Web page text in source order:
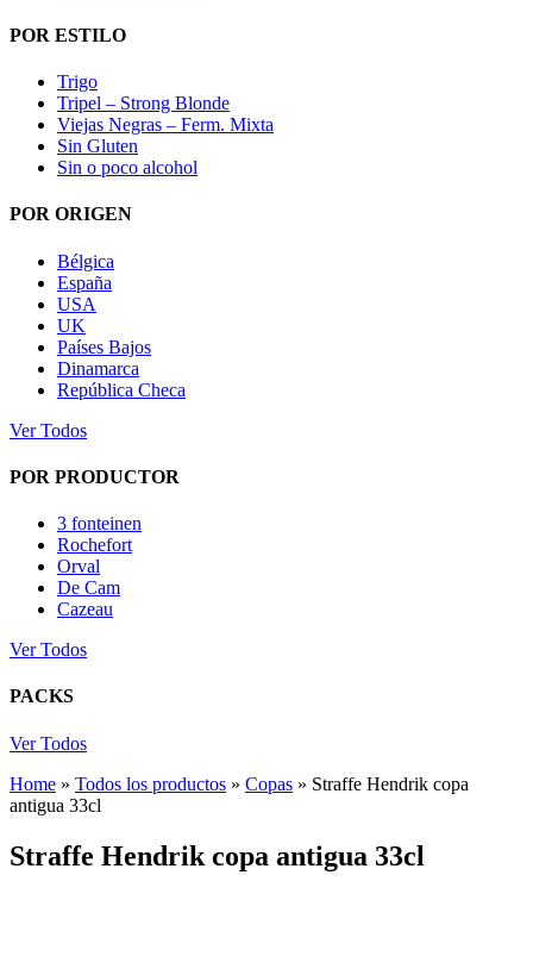
POR ESTILO
Trigo
Tripel – Strong Blonde
Viejas Negras – Ferm. Mixta
Sin Gluten
Sin o poco alcohol
POR ORIGEN
Bélgica
España
USA
UK
Países Bajos
Dinamarca
República Checa
Ver Todos
POR PRODUCTOR
3 fonteinen
Rochefort
Orval
De Cam
Cazeau
Ver Todos
PACKS
Ver Todos
Home » Todos los productos » Copas » Straffe Hendrik copa
antigua 33cl
Straffe Hendrik copa antigua 33cl